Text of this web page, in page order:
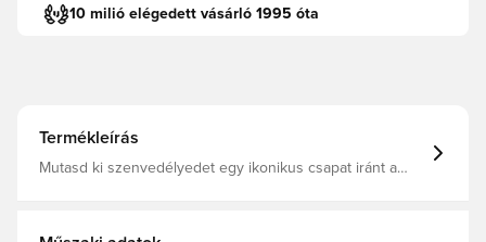
10 milió elégedett vásárló 1995 óta
Termékleírás
Mutasd ki szenvedélyedet egy ikonikus csapat iránt a
focimezek ihlette, ez a sapka ötvözi a sportos örökséget